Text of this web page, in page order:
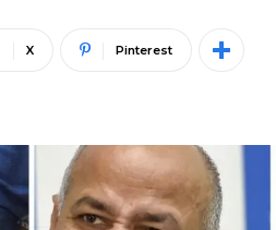
X Pinterest